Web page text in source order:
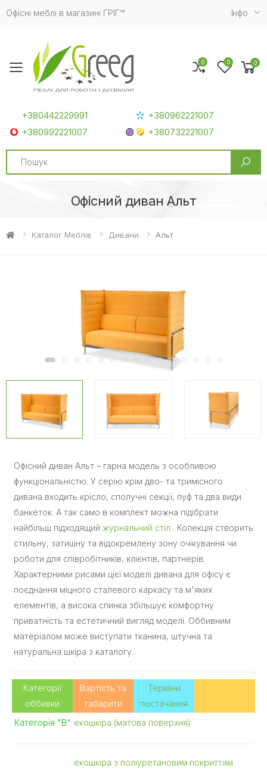
Офісні меблі в магазині ГРІГ™ Iнфо
Toggle mobile menu
+380442229991
+380962221007
+380992221007
+380732221007
Search
0 0 0
Офісний диван Альт
Каталог Меблів Дивани Альт
Офісний диван Альт – гарна модель з особливою
функціональністю. У серію крім дво- та тримісного
дивана входить крісло, сполучні секції, пуф та два види
банкеток. А так само в комплект можна підібрати
найбільш підходящий журнальний стіл . Колекція створить
стильну, затишну та відокремлену зону очікування чи
роботи для співробітників, клієнтів, партнерів.
Характерними рисами цієї моделі дивана для офісу є
поєднання міцного сталевого каркасу та м'яких
елементів, а висока спинка збільшує комфортну
приватність та естетичний вигляд моделі. Оббивним
матеріалом може виступати тканина, штучна та
натуральна шкіра з каталогу.
Категорії
оббивки
Вартість та
габарити
Терміни
постачання
Категорія "В" екошкіра (матова поверхня)
екошкіра з поліуретановим покриттям